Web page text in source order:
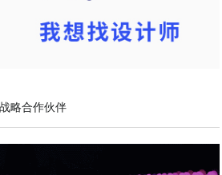
略合作伙伴